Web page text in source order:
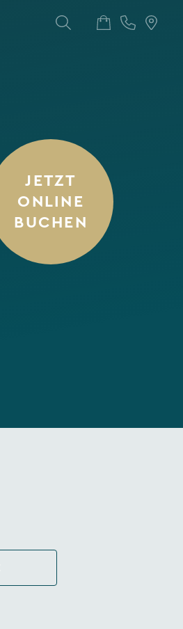
JETZT
ONLINE
BUCHEN